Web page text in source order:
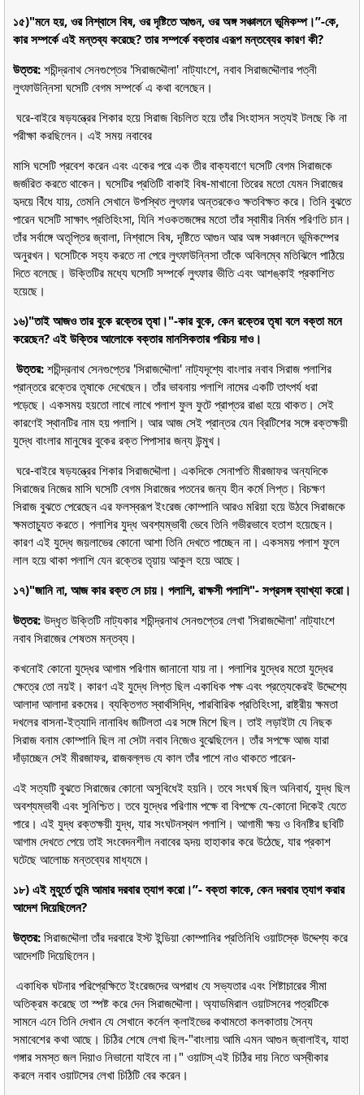
১৫)"মনে হয়, ওর নিশ্বাসে বিষ, ওর দৃষ্টিতে আগুন, ওর অঙ্গ সঞ্চালনে ভূমিকম্প।”-কে,
কার সম্পর্কে এই মন্তব্য করেছে? তার সম্পর্কে বক্তার এরূপ মন্তব্যের কারণ কী?
উত্তর: শচীন্দ্রনাথ সেনগুপ্তের 'সিরাজদ্দৌলা' নাট্যাংশে, নবাব সিরাজদ্দৌলার পত্নী
লুৎফাউন্নিসা ঘসেটি বেগম সম্পর্কে এ কথা বলেছেন।
ঘরে-বাইরে ষড়যন্ত্রের শিকার হয়ে সিরাজ বিচলিত হয়ে তাঁর সিংহাসন সত্যই টলছে কি না
পরীক্ষা করছিলেন। এই সময় নবাবের
মাসি ঘসেটি প্রবেশ করেন এবং একের পরে এক তীর বাক্যবাণে ঘসেটি বেগম সিরাজকে
জর্জরিত করতে থাকেন। ঘসেটির প্রতিটি বাকাই বিষ-মাখানো তিরের মতো যেমন সিরাজের
হৃদয়ে বিঁধে যায়, তেমনি সেখানে উপস্থিত লুৎফার অন্তরকেও ক্ষতবিক্ষত করে। তিনি বুঝতে
পারেন ঘসেটি সাক্ষাৎ প্রতিহিংসা, যিনি শওকতজঙ্গের মতো তাঁর স্বামীর নির্মম পরিণতি চান।
তাঁর সর্বাঙ্গে অতৃপ্তির জ্বালা, নিশ্বাসে বিষ, দৃষ্টিতে আগুন আর অঙ্গ সঞ্চালনে ভূমিকম্পের
অনুরখন। ঘসেটিকে সহ্য করতে না পেরে লুৎফাউন্নিসা তাঁকে অবিলম্বে মতিঝিলে পাঠিয়ে
দিতে বলেছে। উক্তিটির মধ্যে ঘসেটি সম্পর্কে লুৎফার ভীতি এবং আশঙ্কাই প্রকাশিত
হয়েছে।
১৬)"তাই আজও তার বুকে রক্তের তৃষা।"-কার বুকে, কেন রক্তের তৃষা বলে বক্তা মনে
করেছেন? এই উক্তির আলোকে বক্তার মানসিকতার পরিচয় দাও।
উত্তর: শচীন্দ্রনাথ সেনগুপ্তের 'সিরাজদ্দৌলা' নাট্যদৃশ্যে বাংলার নবাব সিরাজ পলাশির
প্রান্তরে রক্তের তৃষাকে দেখেছেন। তাঁর ভাবনায় পলাশি নামের একটি তাৎপর্য ধরা
পড়েছে। একসময় হয়তো লাখে লাখে পলাশ ফুল ফুটে প্রাপ্তর রাঙা হয়ে থাকত। সেই
কারণেই স্থানটির নাম হয় পলাশি। আর আজ সেই প্রান্তর যেন ব্রিটিশের সঙ্গে রক্তক্ষয়ী
যুদ্ধে বাংলার মানুষের বুকের রক্ত পিপাসার জন্য উন্মুখ।
ঘরে-বাইরে ষড়যন্ত্রের শিকার সিরাজদ্দৌলা। একদিকে সেনাপতি মীরজাফর অন্যদিকে
সিরাজের নিজের মাসি ঘসেটি বেগম সিরাজের পতনের জন্য হীন কর্মে লিপ্ত। বিচক্ষণ
সিরাজ বুঝতে পেরেছেন এর ফলস্বরূপ ইংরেজ কোম্পানি আরও মরিয়া হয়ে উঠবে সিরাজকে
ক্ষমতাচ্যুত করতে। পলাশির যুদ্ধ অবশ্যম্ভাবী ভেবে তিনি গভীরভাবে হতাশ হয়েছেন।
কারণ এই যুদ্ধে জয়লাভের কোনো আশা তিনি দেখতে পাচ্ছেন না। একসময় পলাশ ফুলে
লাল হয়ে থাকা পলাশি যেন রক্তের তৃয়ায় আকুল হয়ে আছে।
১৭)"জানি না, আজ কার রক্ত সে চায়। পলাশি, রাক্ষসী পলাশি"- সপ্রসঙ্গ ব্যাখ্যা করো।
উত্তর: উদ্ধৃত উক্তিটি নাট্যকার শচীন্দ্রনাথ সেনগুপ্তের লেখা 'সিরাজদ্দৌলা' নাট্যাংশে
নবাব সিরাজের শেষতম মন্তব্য।
কখনোই কোনো যুদ্ধের আগাম পরিণাম জানানো যায় না। পলাশির যুদ্ধের মতো যুদ্ধের
ক্ষেত্রে তো নয়ই। কারণ এই যুদ্ধে লিপ্ত ছিল একাধিক পক্ষ এবং প্রত্যেকেরই উদ্দেশ্যে
আলাদা আলাদা রকমের। ব্যক্তিগত স্বার্থসিদ্ধি, পারবিারিক প্রতিহিংসা, রাষ্ট্রীয় ক্ষমতা
দখলের বাসনা-ইত্যাদি নানাবিধ জটিলতা এর সঙ্গে মিশে ছিল। তাই লড়াইটা যে নিছক
সিরাজ বনাম কোম্পানি ছিল না সেটা নবাব নিজেও বুঝেছিলেন। তাঁর সপক্ষে আজ যারা
দাঁড়াচ্ছেন সেই মীরজাফর, রাজবল্লভ যে কাল তাঁর পাশে নাও থাকতে পারেন-
এই সত্যটি বুঝতে সিরাজের কোনো অসুবিধেই হয়নি। তবে সংঘর্ষ ছিল অনিবার্য, যুদ্ধ ছিল
অবশ্যম্ভাবী এবং সুনিশ্চিত। তবে যুদ্ধের পরিণাম পক্ষে বা বিপক্ষে যে-কোনো দিকেই যেতে
পারে। এই যুদ্ধ রক্তক্ষয়ী যুদ্ধ, যার সংঘটনস্থল পলাশি। আগামী ক্ষয় ও বিনষ্টির ছবিটি
আগাম দেখতে পেয়ে তাই সংবেদনশীল নবাবের হৃদয় হাহাকার করে উঠেছে, যার প্রকাশ
ঘটেছে আলোচ্চ মন্তব্যের মাধ্যমে।
১৮) এই মুহূর্তে তুমি আমার দরবার ত্যাগ করো।”- বক্তা কাকে, কেন দরবার ত্যাগ করার
আদেশ দিয়েছিলেন?
উত্তর: সিরাজদ্দৌলা তাঁর দরবারে ইস্ট ইন্ডিয়া কোম্পানির প্রতিনিধি ওয়াটস্কে উদ্দেশ্য করে
আদেশটি দিয়েছিলেন।
একাধিক ঘটনার পরিপ্রেক্ষিতে ইংরেজদের অপরাধ যে সভ্যতার এবং শিষ্টাচারের সীমা
অতিক্রম করেছে তা স্পষ্ট করে দেন সিরাজদ্দৌলা। অ্যাডমিরাল ওয়াটসনের পত্রটিকে
সামনে এনে তিনি দেখান যে সেখানে কর্নেল ক্লাইভের কথামতো কলকাতায় সৈন্য
সমাবেশের কথা আছে। চিঠির শেষে লেখা ছিল-"বাংলায় আমি এমন আগুন জ্বালাইব, যাহা
গঙ্গার সমস্ত জল দিয়াও নিভানো যাইবে না।" ওয়াটস্ এই চিঠির দায় নিতে অস্বীকার
করলে নবাব ওয়াটসের লেখা চিঠিটি বের করেন।